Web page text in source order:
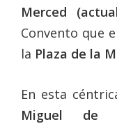
Merced
Convento que
la Plaza de la
En esta
Miguel de